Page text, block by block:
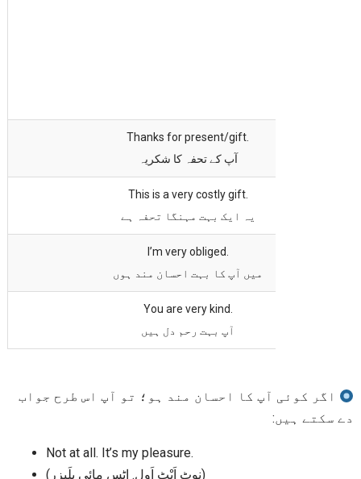
Thanks for present/gift.
آپ کے تحفہ کا شکریہ
This is a very costly gift.
یہ ایک بہت مہنگا تحفہ ہے
I’m very obliged.
میں آپ کا بہت احسان مند ہوں
You are very kind.
آپ بہت رحم دل ہیں
اگر کوئی آپ کا احسان مند ہو؛ تو آپ اس طرح جواب
دے سکتے ہیں:
Not at all. It’s my pleasure.
(نوٹ اَیْٹ اَول. اِٹس مائی پلَیزر)